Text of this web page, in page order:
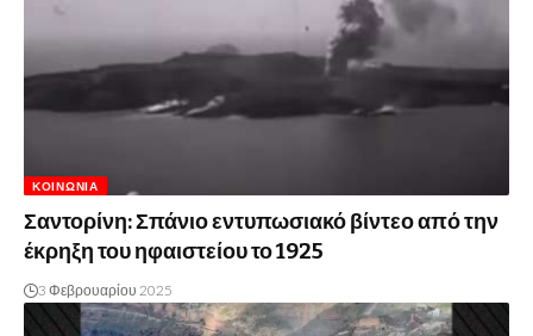
ΚΟΙΝΩΝΊΑ
Σαντορίνη: Σπάνιο εντυπωσιακό βίντεο από την
έκρηξη του ηφαιστείου το 1925
3 Φεβρουαρίου 2025